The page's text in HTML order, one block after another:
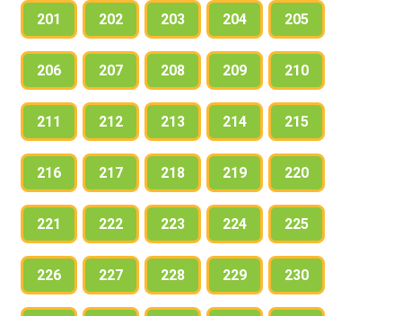
201 202 203 204 205
206 207 208 209 210
211 212 213 214 215
216 217 218 219 220
221 222 223 224 225
226 227 228 229 230